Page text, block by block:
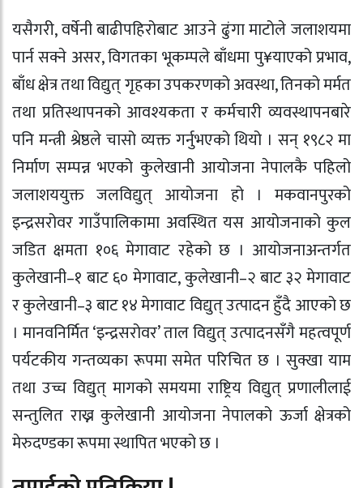
यसैगरी, वर्षेनी बाढीपहिरोबाट आउने ढुंगा माटोले जलाशयमा
पार्न सक्ने असर, विगतका भूकम्पले बाँधमा पु¥याएको प्रभाव,
बाँध क्षेत्र तथा विद्युत् गृहका उपकरणको अवस्था, तिनको मर्मत
तथा प्रतिस्थापनको आवश्यकता र कर्मचारी व्यवस्थापनबारे
पनि मन्त्री श्रेष्ठले चासो व्यक्त गर्नुभएको थियो । सन् १९८२ मा
निर्माण सम्पन्न भएको कुलेखानी आयोजना नेपालकै पहिलो
जलाशययुक्त जलविद्युत् आयोजना हो । मकवानपुरको
इन्द्रसरोवर गाउँपालिकामा अवस्थित यस आयोजनाको कुल
जडित क्षमता १०६ मेगावाट रहेको छ । आयोजनाअन्तर्गत
कुलेखानी–१ बाट ६० मेगावाट, कुलेखानी–२ बाट ३२ मेगावाट
र कुलेखानी–३ बाट १४ मेगावाट विद्युत् उत्पादन हुँदै आएको छ
। मानवनिर्मित ‘इन्द्रसरोवर’ ताल विद्युत् उत्पादनसँगै महत्वपूर्ण
पर्यटकीय गन्तव्यका रूपमा समेत परिचित छ । सुक्खा याम
तथा उच्च विद्युत् मागको समयमा राष्ट्रिय विद्युत् प्रणालीलाई
सन्तुलित राख्न कुलेखानी आयोजना नेपालको ऊर्जा क्षेत्रको
मेरुदण्डका रूपमा स्थापित भएको छ ।